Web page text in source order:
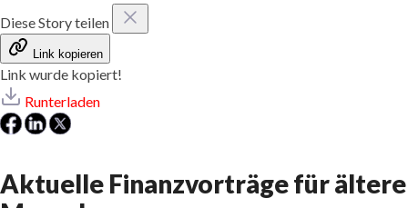
Diese Story teilen
Link kopieren
Link wurde kopiert!
Runterladen
Aktuelle Finanzvorträge für ältere